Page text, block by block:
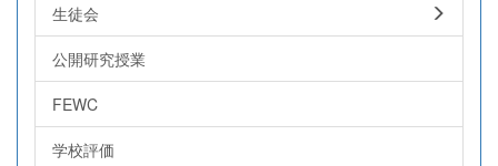
生徒会
公開研究授業
FEWC
学校評価